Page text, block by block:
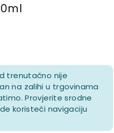
trenutačno nije
na zalihi u trgovinama
Provjerite srodne
koristeći navigaciju